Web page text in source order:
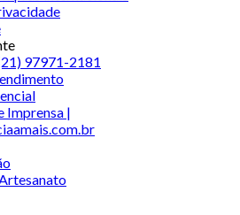
97971-2181
Imprensa |